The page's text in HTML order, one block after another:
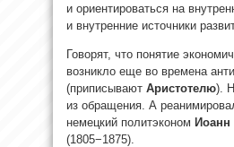
и ориентироваться на
и внутренние источники
Говорят, что понятие
возникло еще во времена
(приписывают Аристотелю).
из обращения. А
немецкий политэконом Иоанн
(1805−1875).